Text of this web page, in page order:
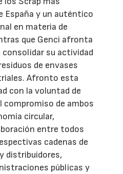
España y un auténtico
en materia de
que Genci afronta
consolidar su actividad
de envases
Afronto esta
con la voluntad de
compromiso de ambos
circular,
entre todos
cadenas de
distribuidores,
públicas y